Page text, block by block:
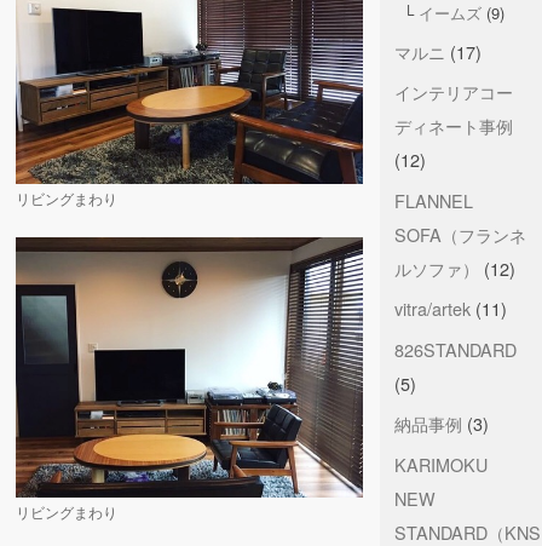
リビングまわり
リビングまわり
イームズ(9)
マルニ (17)
インテリアコー
ディネート事例
(12)
FLANNEL
SOFA（フランネ
ルソファ）
(12)
vitra/artek(11)
826STANDARD
(5)
納品事例 (3)
KARIMOKU
NEW
STANDARD（